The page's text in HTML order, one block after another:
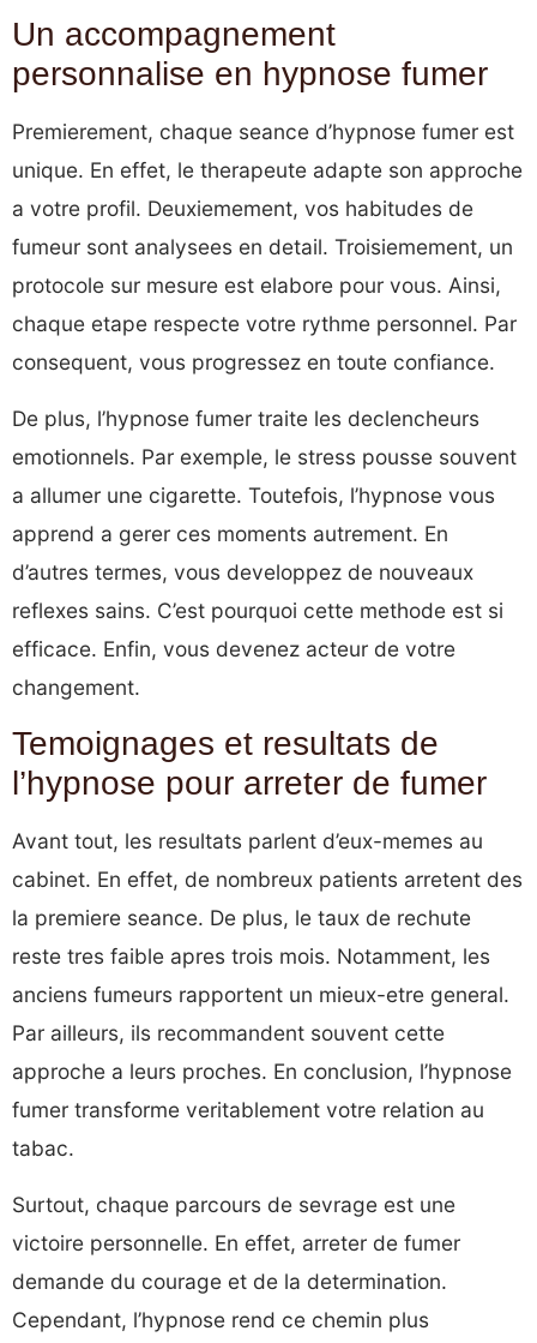
Un accompagnement
personnalise en hypnose fumer
Premierement, chaque seance d’hypnose fumer est
unique. En effet, le therapeute adapte son approche
a votre profil. Deuxiemement, vos habitudes de
fumeur sont analysees en detail. Troisiemement, un
protocole sur mesure est elabore pour vous. Ainsi,
chaque etape respecte votre rythme personnel. Par
consequent, vous progressez en toute confiance.
De plus, l’hypnose fumer traite les declencheurs
emotionnels. Par exemple, le stress pousse souvent
a allumer une cigarette. Toutefois, l’hypnose vous
apprend a gerer ces moments autrement. En
d’autres termes, vous developpez de nouveaux
reflexes sains. C’est pourquoi cette methode est si
efficace. Enfin, vous devenez acteur de votre
changement.
Temoignages et resultats de
l’hypnose pour arreter de fumer
Avant tout, les resultats parlent d’eux-memes au
cabinet. En effet, de nombreux patients arretent des
la premiere seance. De plus, le taux de rechute
reste tres faible apres trois mois. Notamment, les
anciens fumeurs rapportent un mieux-etre general.
Par ailleurs, ils recommandent souvent cette
approche a leurs proches. En conclusion, l’hypnose
fumer transforme veritablement votre relation au
tabac.
Surtout, chaque parcours de sevrage est une
victoire personnelle. En effet, arreter de fumer
demande du courage et de la determination.
Cependant, l’hypnose rend ce chemin plus